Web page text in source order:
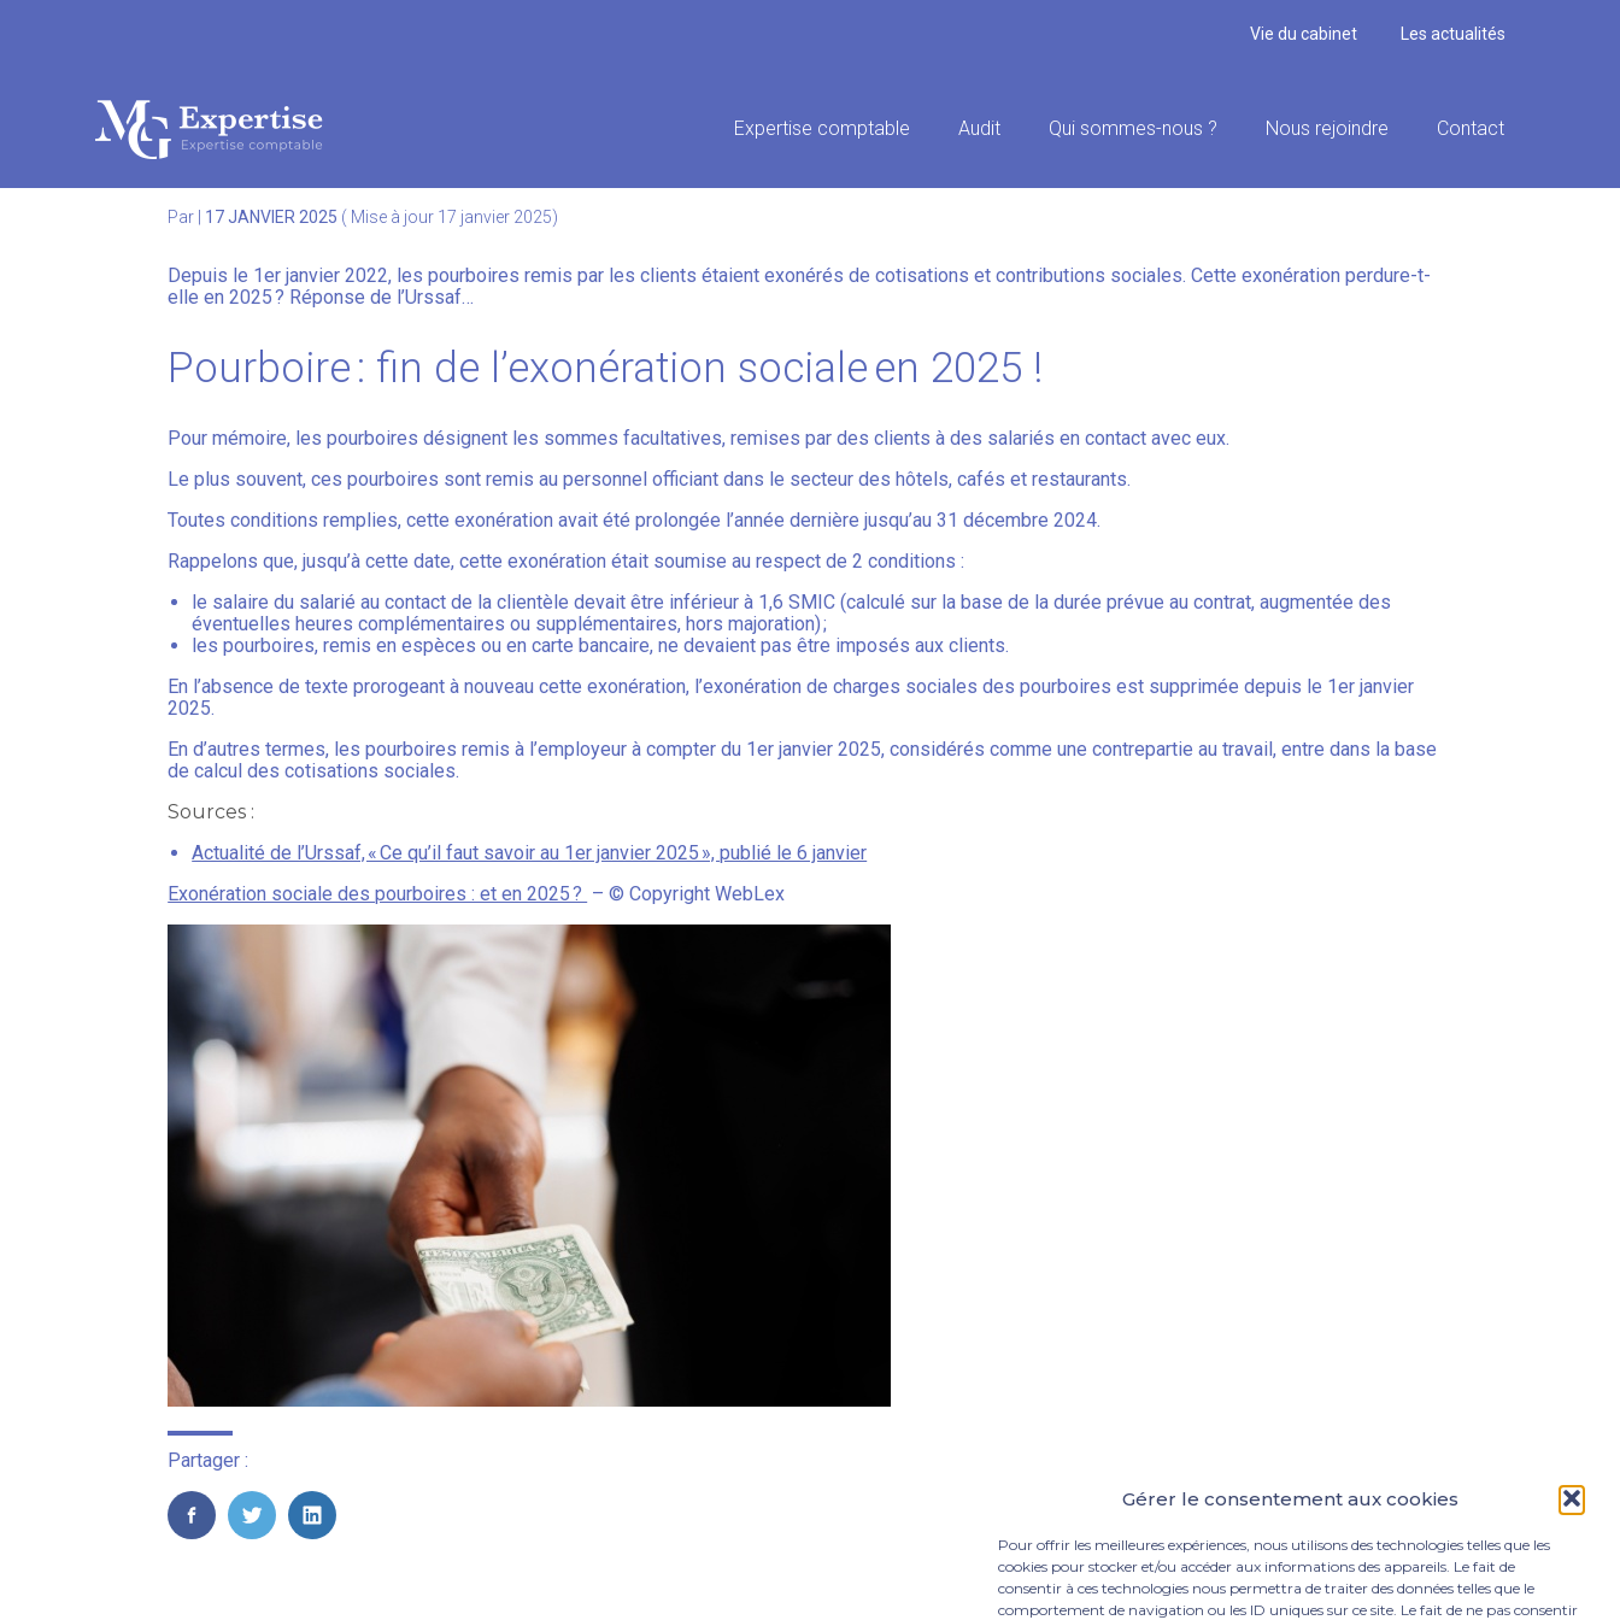
Gérer le consentement aux cookies
Pour offrir les meilleures expériences, nous utilisons des technologies telles que les
cookies pour stocker et/ou accéder aux informations des appareils. Le fait de
consentir à ces technologies nous permettra de traiter des données telles que le
comportement de navigation ou les ID uniques sur ce site. Le fait de ne pas consentir
Vie du cabinet Les actualités
Aller
Expertise comptable Audit Qui sommes-nous ? Nous rejoindre Contact
Par 17 JANVIER 2025 ( Mise à jour 17 janvier 2025)
Depuis le 1er janvier 2022, les pourboires remis par les clients étaient exonérés de cotisations et contributions sociales. Cette exonération perdure-t-
elle en 2025 ? Réponse de l’Urssaf…
Pourboire : fin de l’exonération sociale en 2025 !
Pour mémoire, les pourboires désignent les sommes facultatives, remises par des clients à des salariés en contact avec eux.
Le plus souvent, ces pourboires sont remis au personnel officiant dans le secteur des hôtels, cafés et restaurants.
Toutes conditions remplies, cette exonération avait été prolongée l’année dernière jusqu’au 31 décembre 2024.
Rappelons que, jusqu’à cette date, cette exonération était soumise au respect de 2 conditions :
le salaire du salarié au contact de la clientèle devait être inférieur à 1,6 SMIC (calculé sur la base de la durée prévue au contrat, augmentée des
éventuelles heures complémentaires ou supplémentaires, hors majoration) ;
les pourboires, remis en espèces ou en carte bancaire, ne devaient pas être imposés aux clients.
En l’absence de texte prorogeant à nouveau cette exonération, l’exonération de charges sociales des pourboires est supprimée depuis le 1er janvier
2025.
En d’autres termes, les pourboires remis à l’employeur à compter du 1er janvier 2025, considérés comme une contrepartie au travail, entre dans la base
de calcul des cotisations sociales.
Sources :
Actualité de l’Urssaf, « Ce qu’il faut savoir au 1er janvier 2025 », publié le 6 janvier
Exonération sociale des pourboires : et en 2025 ? – © Copyright WebLex
Partager :
FaceBook
TwitterLinkedIn